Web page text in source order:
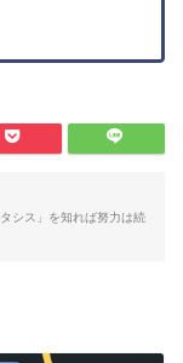
シス」を知れば努力は続